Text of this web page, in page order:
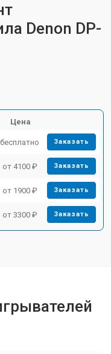
Denon DP-
Цена
бесплатно Заказать
от 4100 ₽ Заказать
от 1900 ₽ Заказать
от 3300 ₽ Заказать